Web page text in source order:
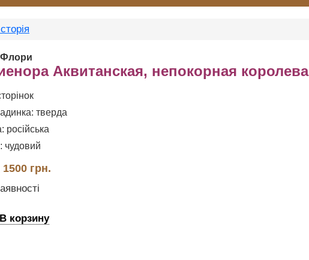
Аквитанская, непокорная королева
тверда
російська
чудовий
1500 грн.
В корзину